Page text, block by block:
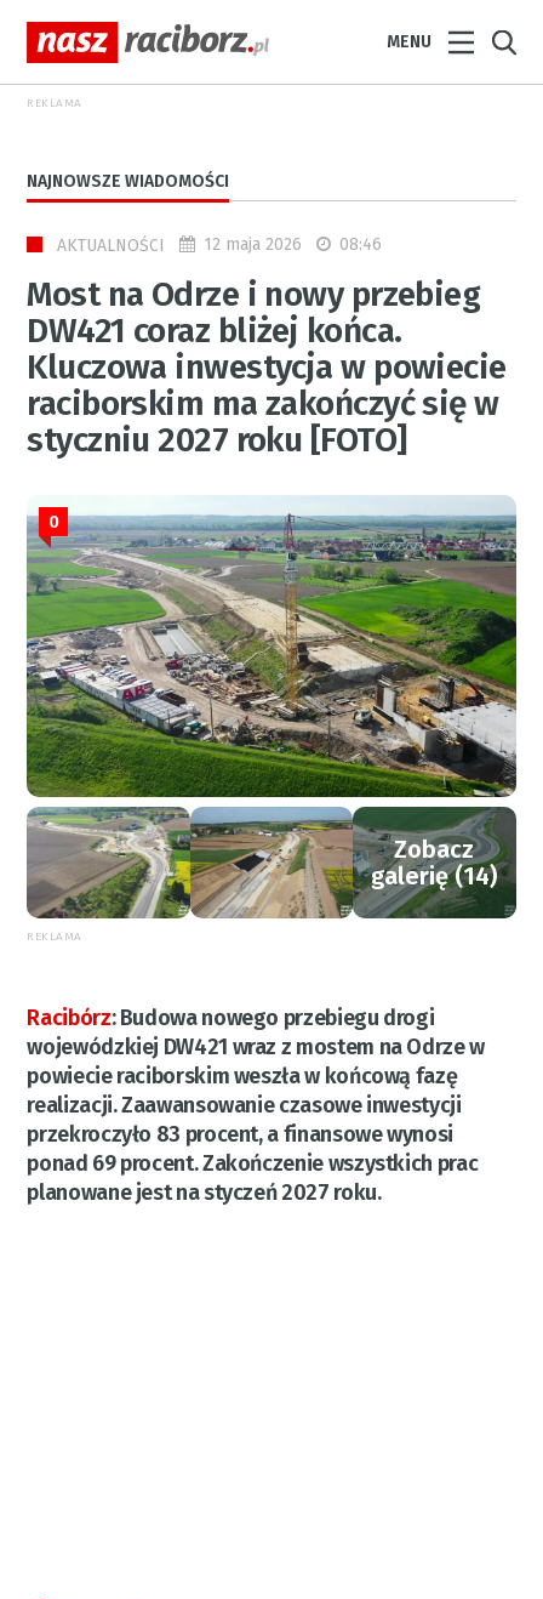
MENU
REKLAMA
NAJNOWSZE WIADOMOŚCI
AKTUALNOŚCI 12 maja 2026 08:46
Most na Odrze i nowy przebieg
DW421 coraz bliżej końca.
Kluczowa inwestycja w powiecie
raciborskim ma zakończyć się w
styczniu 2027 roku [FOTO]
0
Zobacz
galerię (14)
REKLAMA
Racibórz:Budowa nowego przebiegu drogi
wojewódzkiej DW421 wraz z mostem na Odrze w
powiecie raciborskim weszła w końcową fazę
realizacji. Zaawansowanie czasowe inwestycji
przekroczyło 83 procent, a finansowe wynosi
ponad 69 procent. Zakończenie wszystkich prac
planowane jest na styczeń 2027 roku.